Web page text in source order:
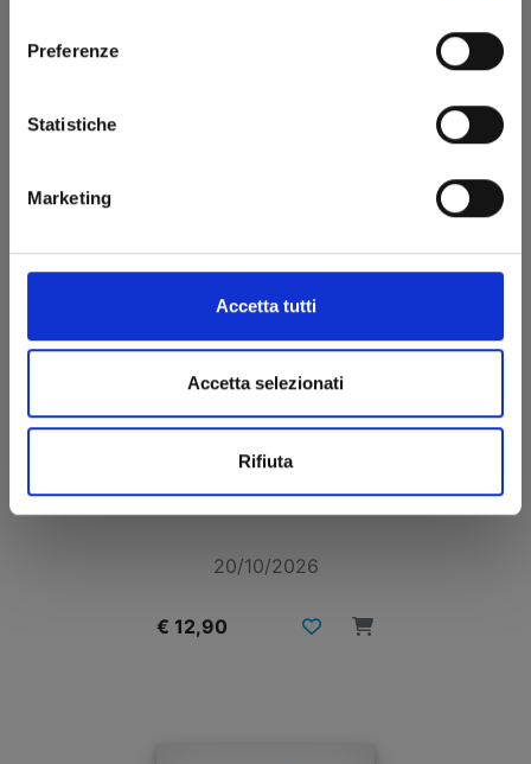
Preferenze
Statistiche
Marketing
Accetta tutti
Accetta selezionati
Rifiuta
20/10/2026
€ 12,90